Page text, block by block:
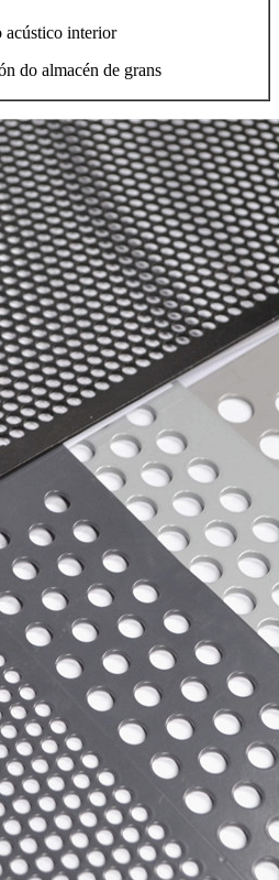
acústico interior
do almacén de grans